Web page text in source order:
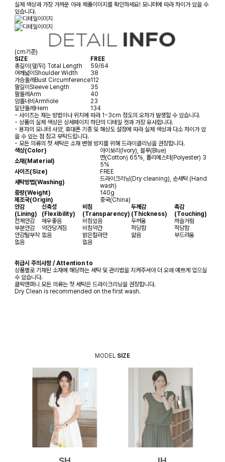
실제 색상과 가장 가까운 아래 제품이미지를 확인하세요! 모니터에 따라 차이가 있을 수
있습니다.
(cm기준)
SIZE
FREE
총길이(앞/뒤) Total Length
59/64
어깨넓이Shoulder Width
38
가슴둘레Bust Circumference112
팔길이Sleeve Length
35
팔둘레Arm
40
암홀너비Armhole
23
밑단둘레Hem
134
- 사이즈는 재는 방법이나 위치에 따라 1~3cm 정도의 오차가 발생할 수 있습니다.
- 상품의 실제 색상은 상세페이지 하단의 디테일 컷과 가장 유사합니다.
- 용자의 모니터 사양, 휴대폰 기종 및 해상도 설정에 따라 실제 색상과 다소 차이가 있
을 수 있는 점 참고 부탁드립니다.
- 모든 의류의 첫 세탁은 소재 변형 방지를 위해 드라이클리닝을 권장합니다.
색상(Color)
아이보리(Ivory), 블루(Blue)
소재(Material)
면(Cotton) 65%, 폴리에스터(Polyester) 3
5%
사이즈(Size)
FREE
세탁방법(Washing)
드라이크리닝(Dry cleaning), 손세탁 (Hand
wash)
중량(Weight)
140g
제조국(Origin)
중국(China)
안감
(Lining)
신축성
(Flexibility)
비침
(Transparency)
두께감
(Thickness)
촉감
(Touching)
전체안감
매우좋음 비침있음 두꺼움
까슬거림
부분안감
약간당겨짐 비침약간 적당함
적당함
안감탈부착 없음 밝은칼라만 얇음
부드러움
없음
없음
취급시 주의사항 / Attention to
상품별로 기재된 소재에 해당하는 세탁 및 관리법을 지켜주셔야 더 오래 예쁘게 입으실
수 있습니다.
클릭앤퍼니 모든 의류는 첫 세탁은 드라이크리닝을 권장합니다.
Dry Clean is recommended on the first wash.
MODEL SIZE